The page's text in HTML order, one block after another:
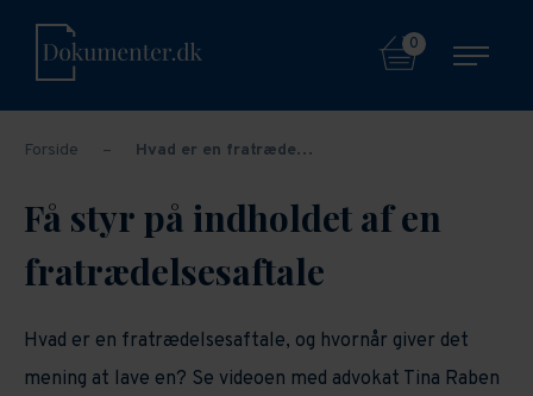
0
Forside – Hvad er en fratræde…
Få styr på indholdet af en
fratrædelsesaftale
Hvad er en fratrædelsesaftale, og hvornår giver det
mening at lave en? Se videoen med advokat Tina Raben